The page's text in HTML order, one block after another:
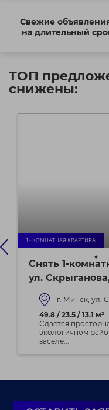
Свежие
на длительный
ТОП
снижены:
1 - КОМНАТНАЯ КВАРТИРА
Снять 1-
ул.
г. Минск, ул.
49.8 / 23.5 / 13.1 м²
Сдается
экологичном
заселе...